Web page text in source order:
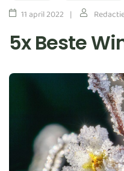
11 april 2022
5x Beste